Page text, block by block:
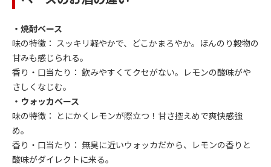
・焼酎ベース
味の特徴： スッキリ軽やかで、どこかまろやか。ほんのり穀物の
甘みも感じられる。
香り・口当たり： 飲みやすくてクセがない。レモンの酸味がや
さしくなじむ。
・ウォッカベース
味の特徴： とにかくレモンが際立つ！甘さ控えめで爽快感強
め。
香り・口当たり： 無臭に近いウォッカだから、レモンの香りと
酸味がダイレクトに来る。